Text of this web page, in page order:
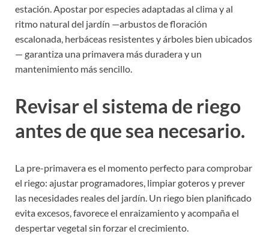
estación. Apostar por especies adaptadas al clima y al
ritmo natural del jardín —arbustos de floración
escalonada, herbáceas resistentes y árboles bien ubicados
— garantiza una primavera más duradera y un
mantenimiento más sencillo.
Revisar el sistema de riego
antes de que sea necesario.
La pre-primavera es el momento perfecto para comprobar
el riego: ajustar programadores, limpiar goteros y prever
las necesidades reales del jardín. Un riego bien planificado
evita excesos, favorece el enraizamiento y acompaña el
despertar vegetal sin forzar el crecimiento.